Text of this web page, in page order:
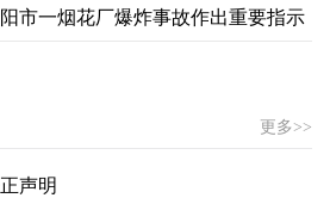
市一烟花厂爆炸事故作出重要指示
更多>>
声明